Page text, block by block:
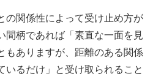
の関係性によって受け止め方が
間柄であれば「素直な一面を見
もありますが、距離のある関係
いるだけ」と受け取られること